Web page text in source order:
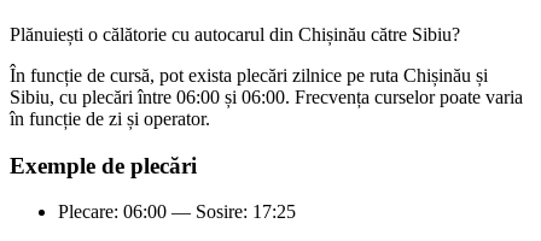
Plănuiești o călătorie cu autocarul din Chișinău către Sibiu?
În funcție de cursă, pot exista plecări zilnice pe ruta Chișinău și
Sibiu, cu plecări între 06:00 și 06:00. Frecvența curselor poate varia
în funcție de zi și operator.
Exemple de plecări
Plecare: 06:00 — Sosire: 17:25